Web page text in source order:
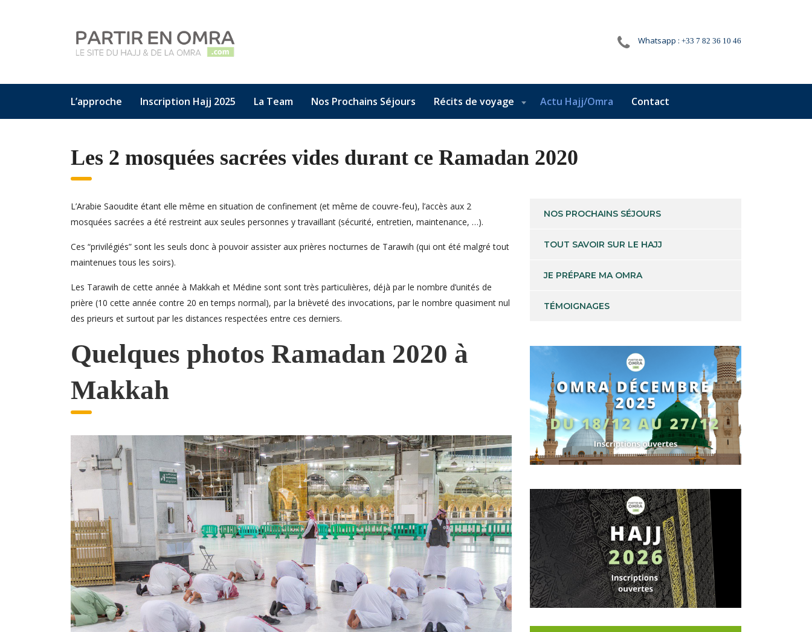
Whatsapp : +33 7 82 36 10 46
L’approche Inscription Hajj 2025 La Team Nos Prochains Séjours Récits de voyage Actu Hajj/Omra Contact
Les 2 mosquées sacrées vides durant ce Ramadan 2020
L’Arabie Saoudite étant elle même en situation de confinement (et même de couvre-feu), l’accès aux 2
mosquées sacrées a été restreint aux seules personnes y travaillant (sécurité, entretien, maintenance, …).
Ces “privilégiés” sont les seuls donc à pouvoir assister aux prières nocturnes de Tarawih (qui ont été malgré tout
maintenues tous les soirs).
Les Tarawih de cette année à Makkah et Médine sont sont très particulières, déjà par le nombre d’unités de
prière (10 cette année contre 20 en temps normal), par la brièveté des invocations, par le nombre quasiment nul
des prieurs et surtout par les distances respectées entre ces derniers.
Quelques photos Ramadan 2020 à
Makkah
NOS PROCHAINS SÉJOURS
TOUT SAVOIR SUR LE HAJJ
JE PRÉPARE MA OMRA
TÉMOIGNAGES